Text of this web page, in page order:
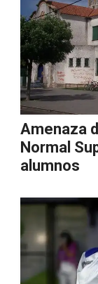
Amenaza
Normal
alumnos